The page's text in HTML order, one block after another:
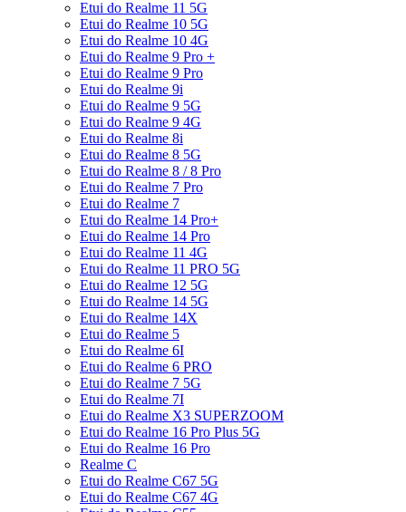
Etui do Realme 11 5G
Etui do Realme 10 5G
Etui do Realme 10 4G
Etui do Realme 9 Pro +
Etui do Realme 9 Pro
Etui do Realme 9i
Etui do Realme 9 5G
Etui do Realme 9 4G
Etui do Realme 8i
Etui do Realme 8 5G
Etui do Realme 8 / 8 Pro
Etui do Realme 7 Pro
Etui do Realme 7
Etui do Realme 14 Pro+
Etui do Realme 14 Pro
Etui do Realme 11 4G
Etui do Realme 11 PRO 5G
Etui do Realme 12 5G
Etui do Realme 14 5G
Etui do Realme 14X
Etui do Realme 5
Etui do Realme 6I
Etui do Realme 6 PRO
Etui do Realme 7 5G
Etui do Realme 7I
Etui do Realme X3 SUPERZOOM
Etui do Realme 16 Pro Plus 5G
Etui do Realme 16 Pro
Realme C
Etui do Realme C67 5G
Etui do Realme C67 4G